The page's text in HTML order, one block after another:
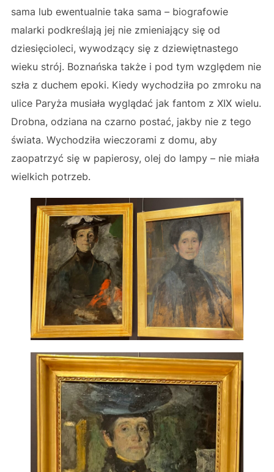
sama lub ewentualnie taka sama – biografowie
malarki podkreślają jej nie zmieniający się od
dziesięcioleci, wywodzący się z dziewiętnastego
wieku strój. Boznańska także i pod tym względem nie
szła z duchem epoki. Kiedy wychodziła po zmroku na
ulice Paryża musiała wyglądać jak fantom z XIX wielu.
Drobna, odziana na czarno postać, jakby nie z tego
świata. Wychodziła wieczorami z domu, aby
zaopatrzyć się w papierosy, olej do lampy – nie miała
wielkich potrzeb.